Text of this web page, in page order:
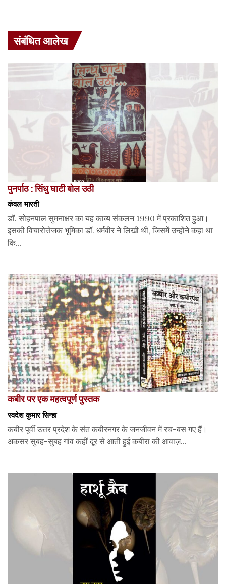
संबंधित आलेख
पुनर्पाठ : सिंधु घाटी बोल उठी
कंवल भारती
डॉ. सोहनपाल सुमनाक्षर का यह काव्य संकलन 1990 में प्रकाशित हुआ।
इसकी विचारोत्तेजक भूमिका डॉ. धर्मवीर ने लिखी थी, जिसमें उन्होंने कहा था
कि...
कबीर पर एक महत्वपूर्ण पुस्तक
स्वदेश कुमार सिन्हा
कबीर पूर्वी उत्तर प्रदेश के संत कबीरनगर के जनजीवन में रच-बस गए हैं।
अकसर सुबह-सुबह गांव कहीं दूर से आती हुई कबीरा की आवाज़...